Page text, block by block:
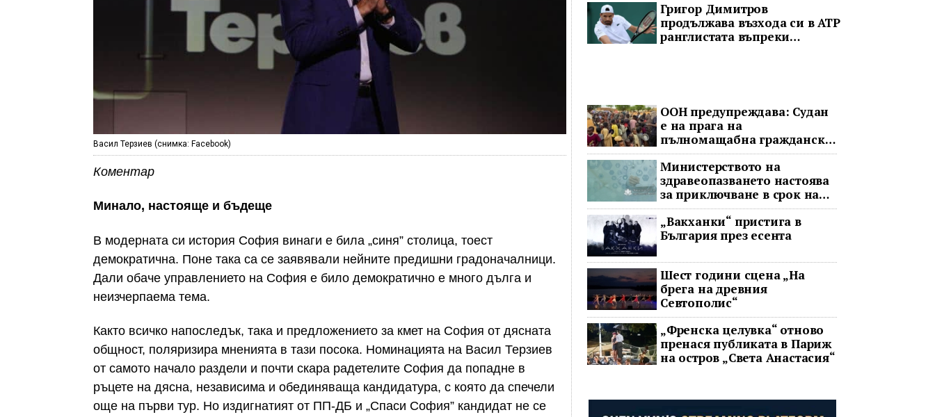
Васил Терзиев (снимка: Facebook)
Коментар
Минало, настояще и бъдеще
В модерната си история София винаги е била „синя” столица, тоест
демократична. Поне така са се заявявали нейните предишни градоначалници.
Дали обаче управлението на София е било демократично е много дълга и
неизчерпаема тема.
Както всичко напоследък, така и предложението за кмет на София от дясната
общност, поляризира мненията в тази посока. Номинацията на Васил Терзиев
от самото начало раздели и почти скара радетелите София да попадне в
ръцете на дясна, независима и обединяваща кандидатура, с която да спечели
още на първи тур. Но издигнатият от ПП-ДБ и „Спаси София” кандидат не се
Григор Димитров
продължава възхода си в ATP
ранглистата въпреки
ООН предупреждава: Судан
е на прага на
пълномащабна гражданска
война
Министерството на
здравеопазването настоява
за приключване в срок на
два ключови строителни
проекта
„Вакханки“ пристига в
България през есента
Шест години сцена „На
брега на древния
Севтополис“
„Френска целувка“ отново
пренася публиката в Париж
на остров „Света Анастасия“